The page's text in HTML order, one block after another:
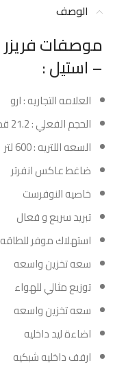
الوصف
– استيل :
العلامه التجاريه : ارو
الحجم الفعلي : 21.2 قدم
السعه اللتريه : 600 لتر
ضاغط عاكس انفرتر
خاصيه النوفرست
تبريد سريع و فعال
استهلاك موفر للطاقه
سعه تخزين واسعه
توزيع مثالي للهواء
سعه تخزين واسعه
اضاءة ليد داخليه
ارفف داخليه شبكيه